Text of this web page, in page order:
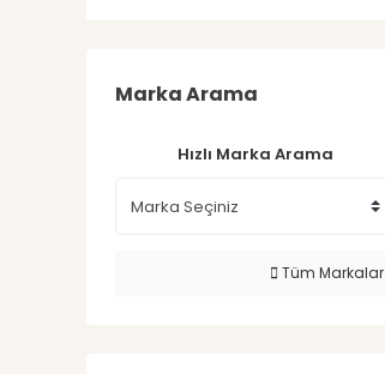
Marka Arama
Hızlı Marka Arama
Tüm Markalar